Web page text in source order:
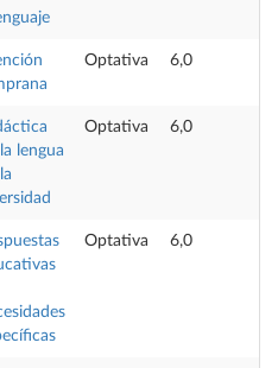
Optativa 6,0
lengua
Optativa 6,0
Optativa 6,0